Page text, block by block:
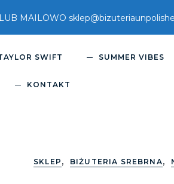
MAILOWO
SWIFT SUMMER VIBES
KONTAKT
SKLEP , BIŻUTERIA SREBRNA,